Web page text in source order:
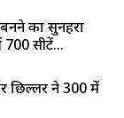
का सुनहरा
सीटें...
छिल्लर ने 300 में